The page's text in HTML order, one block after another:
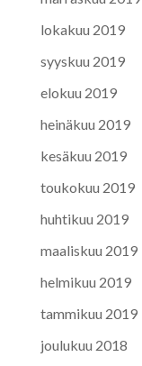
lokakuu 2019
syyskuu 2019
elokuu 2019
heinäkuu 2019
kesäkuu 2019
toukokuu 2019
huhtikuu 2019
maaliskuu 2019
helmikuu 2019
tammikuu 2019
joulukuu 2018